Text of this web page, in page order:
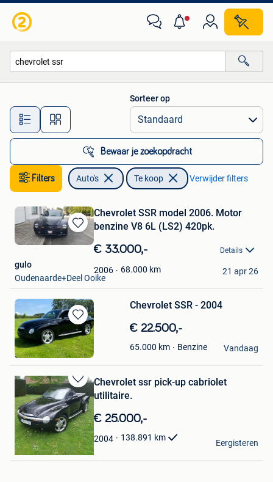
Alle afstanden…
Sorteer op
Bewaar je zoekopdracht
Filters Auto's Te koop Verwijder filters
Bewaren
in
Favorieten
Chevrolet SSR model 2006. Motor
benzine V8 6L (LS2) 420pk.
€ 33.000,- Details
2006 68.000 km
gulo
Oudenaarde+Deel Ooike
21 apr 26
Bewaren
in
Mijn
Favorieten
Chevrolet SSR - 2004
€ 22.500,-
65.000 km Benzine
Mecanic Import
Sint-Truiden
Vandaag
Bewaren
in
Mijn
Favorieten
Chevrolet ssr pick-up cabriolet
utilitaire.
€ 25.000,-
2004 138.891 km
defize
Grivegnee
Eergisteren